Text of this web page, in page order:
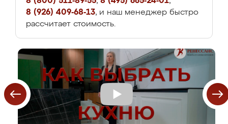
8 (926) 409-68-13, и наш менеджер быстро
рассчитает стоимость.